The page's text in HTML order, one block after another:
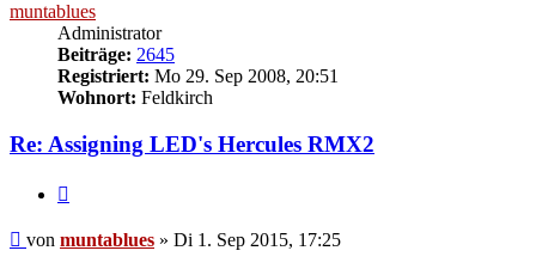
muntablues
Administrator
Beiträge: 2645
Registriert: Mo 29. Sep 2008, 20:51
Wohnort: Feldkirch
Re: Assigning LED's Hercules RMX2
Beitrag
von muntablues » Di 1. Sep 2015, 17:25